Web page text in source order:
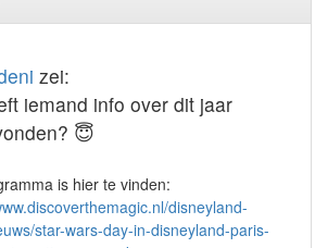
zei:
iemand info over dit jaar
😇
is hier te vinden:
disneyland-
star-wars-day-in-disneyland-paris-